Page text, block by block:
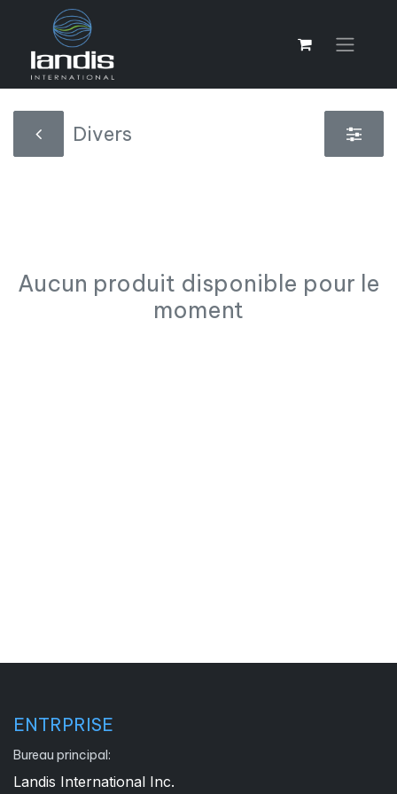
Divers
Aucun produit disponible pour le
moment
ENTRPRISE
Bureau principal:
Landis International Inc.